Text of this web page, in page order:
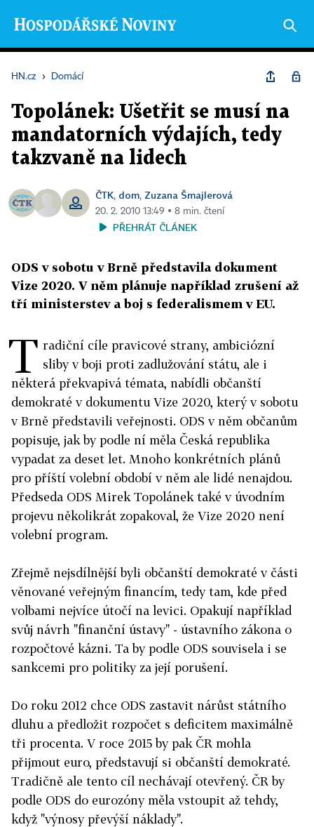
HN.cz › Domácí
Topolánek: Ušetřit se musí na
mandatorních výdajích, tedy
takzvaně na lidech
ČTK, dom, Zuzana Šmajlerová
20. 2. 2010 13:49 ▪ 8 min. čtení
PŘEHRÁT ČLÁNEK
ODS v sobotu v Brně představila dokument
Vize 2020. V něm plánuje například zrušení až
tří ministerstev a boj s federalismem v EU.
T radiční cíle pravicové strany, ambiciózní
sliby v boji proti zadlužování státu, ale i
některá překvapivá témata, nabídli občanští
demokraté v dokumentu Vize 2020, který v sobotu
v Brně představili veřejnosti. ODS v něm občanům
popisuje, jak by podle ní měla Česká republika
vypadat za deset let. Mnoho konkrétních plánů
pro příští volební období v něm ale lidé nenajdou.
Předseda ODS Mirek Topolánek také v úvodním
projevu několikrát zopakoval, že Vize 2020 není
volební program.
Zřejmě nejsdílnější byli občanští demokraté v části
věnované veřejným financím, tedy tam, kde před
volbami nejvíce útočí na levici. Opakují například
svůj návrh "finanční ústavy" - ústavního zákona o
rozpočtové kázni. Ta by podle ODS souvisela i se
sankcemi pro politiky za její porušení.
Do roku 2012 chce ODS zastavit nárůst státního
dluhu a předložit rozpočet s deficitem maximálně
tři procenta. V roce 2015 by pak ČR mohla
přijmout euro, představují si občanští demokraté.
Tradičně ale tento cíl nechávají otevřený. ČR by
podle ODS do eurozóny měla vstoupit až tehdy,
když "výnosy převýší náklady".